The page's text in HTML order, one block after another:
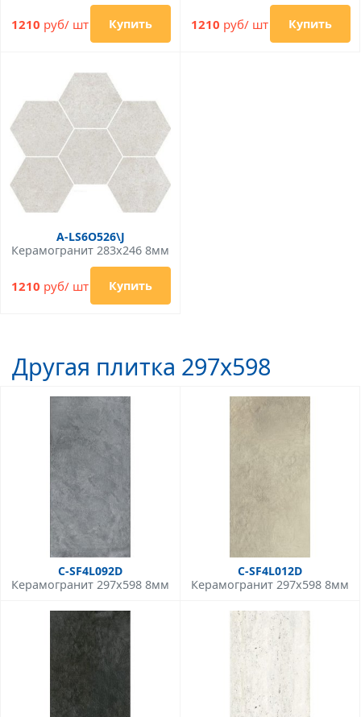
1210 руб/ шт Купить 1210 руб/ шт Купить
A-LS6O526\J
Керамогранит 283x246 8мм
1210 руб/ шт Купить
Другая плитка 297x598
C-SF4L092D
Керамогранит 297x598 8мм
C-SF4L012D
Керамогранит 297x598 8мм